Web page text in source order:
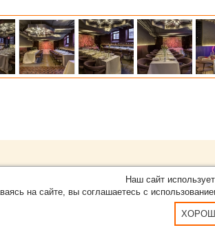
в Нижнем Новгороде.
8-999-077-15-51
О проекте
Карта сайта
Наш сайт
на сайте, вы соглашаетесь с